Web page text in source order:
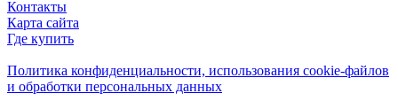
Контакты
Карта сайта
Где купить
Политика конфиденциальности, использования сookie-файлов
и обработки персональных данных